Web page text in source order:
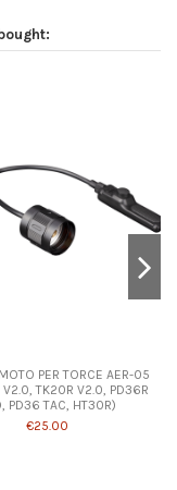
PER TORCE AER-05
V2.0, TK20R V2.0, PD36R
PD36 TAC, HT30R)
€25.00